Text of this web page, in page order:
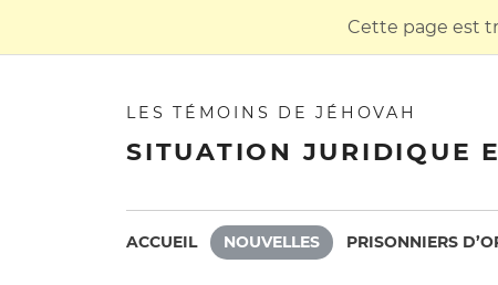
Cette page est
LES TÉMOINS DE JÉHOVAH
SITUATION JURIDIQUE
ACCUEIL NOUVELLES PRISONNIERS